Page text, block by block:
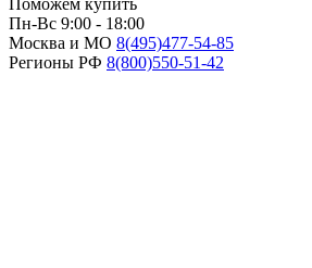
Поможем купить
Пн-Вс 9:00 - 18:00
Москва и МО 8(495)477-54-85
Регионы РФ 8(800)550-51-42